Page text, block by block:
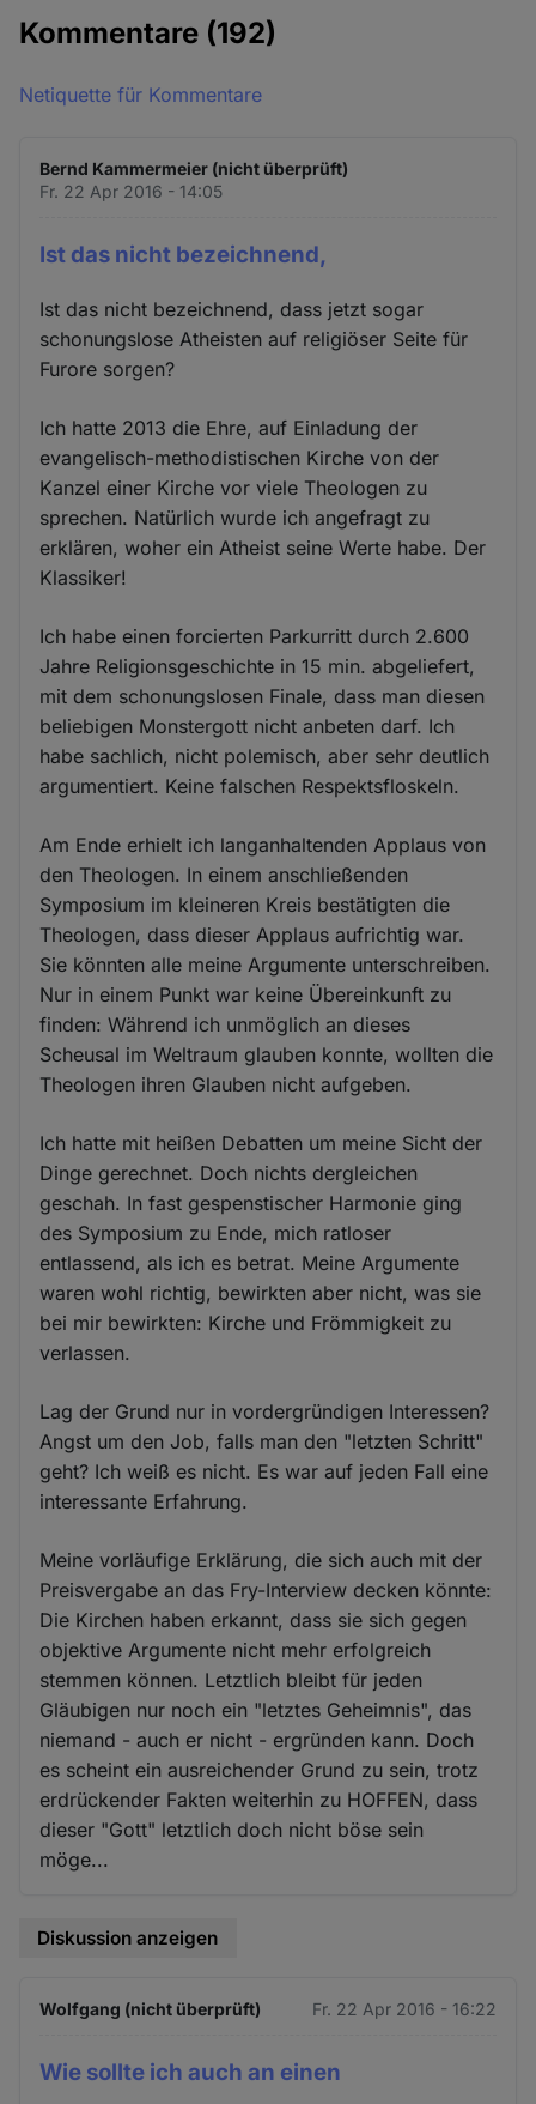
Kommentare (192)
Netiquette für Kommentare
Bernd Kammermeier (nicht überprüft)
Fr. 22 Apr 2016 - 14:05
Ist das nicht bezeichnend,
Ist das nicht bezeichnend, dass jetzt sogar
schonungslose Atheisten auf religiöser Seite für
Furore sorgen?
Ich hatte 2013 die Ehre, auf Einladung der
evangelisch-methodistischen Kirche von der
Kanzel einer Kirche vor viele Theologen zu
sprechen. Natürlich wurde ich angefragt zu
erklären, woher ein Atheist seine Werte habe. Der
Klassiker!
Ich habe einen forcierten Parkurritt durch 2.600
Jahre Religionsgeschichte in 15 min. abgeliefert,
mit dem schonungslosen Finale, dass man diesen
beliebigen Monstergott nicht anbeten darf. Ich
habe sachlich, nicht polemisch, aber sehr deutlich
argumentiert. Keine falschen Respektsfloskeln.
Am Ende erhielt ich langanhaltenden Applaus von
den Theologen. In einem anschließenden
Symposium im kleineren Kreis bestätigten die
Theologen, dass dieser Applaus aufrichtig war.
Sie könnten alle meine Argumente unterschreiben.
Nur in einem Punkt war keine Übereinkunft zu
finden: Während ich unmöglich an dieses
Scheusal im Weltraum glauben konnte, wollten die
Theologen ihren Glauben nicht aufgeben.
Ich hatte mit heißen Debatten um meine Sicht der
Dinge gerechnet. Doch nichts dergleichen
geschah. In fast gespenstischer Harmonie ging
des Symposium zu Ende, mich ratloser
entlassend, als ich es betrat. Meine Argumente
waren wohl richtig, bewirkten aber nicht, was sie
bei mir bewirkten: Kirche und Frömmigkeit zu
verlassen.
Lag der Grund nur in vordergründigen Interessen?
Angst um den Job, falls man den "letzten Schritt"
geht? Ich weiß es nicht. Es war auf jeden Fall eine
interessante Erfahrung.
Meine vorläufige Erklärung, die sich auch mit der
Preisvergabe an das Fry-Interview decken könnte:
Die Kirchen haben erkannt, dass sie sich gegen
objektive Argumente nicht mehr erfolgreich
stemmen können. Letztlich bleibt für jeden
Gläubigen nur noch ein "letztes Geheimnis", das
niemand - auch er nicht - ergründen kann. Doch
es scheint ein ausreichender Grund zu sein, trotz
erdrückender Fakten weiterhin zu HOFFEN, dass
dieser "Gott" letztlich doch nicht böse sein
möge...
Diskussion anzeigen
Wolfgang (nicht überprüft) Fr. 22 Apr 2016 - 16:22
Wie sollte ich auch an einen